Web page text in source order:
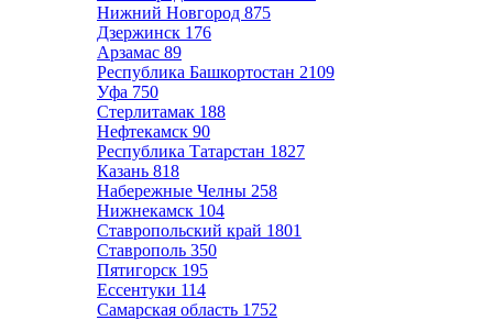
Нижний Новгород 875
Дзержинск 176
Арзамас 89
Республика Башкортостан 2109
Уфа 750
Стерлитамак 188
Нефтекамск 90
Республика Татарстан 1827
Казань 818
Набережные Челны 258
Нижнекамск 104
Ставропольский край 1801
Ставрополь 350
Пятигорск 195
Ессентуки 114
Самарская область 1752